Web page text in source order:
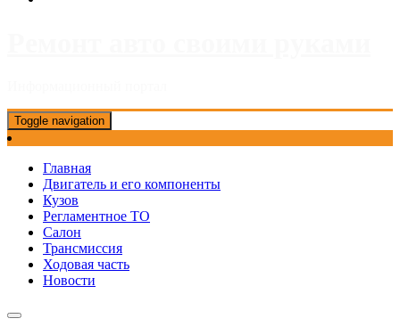
Toggle navigation
Главная
Двигатель и его компоненты
Кузов
Регламентное ТО
Салон
Трансмиссия
Ходовая часть
Новости